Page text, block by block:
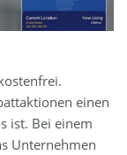
einen
ist. Bei einem
Unternehmen